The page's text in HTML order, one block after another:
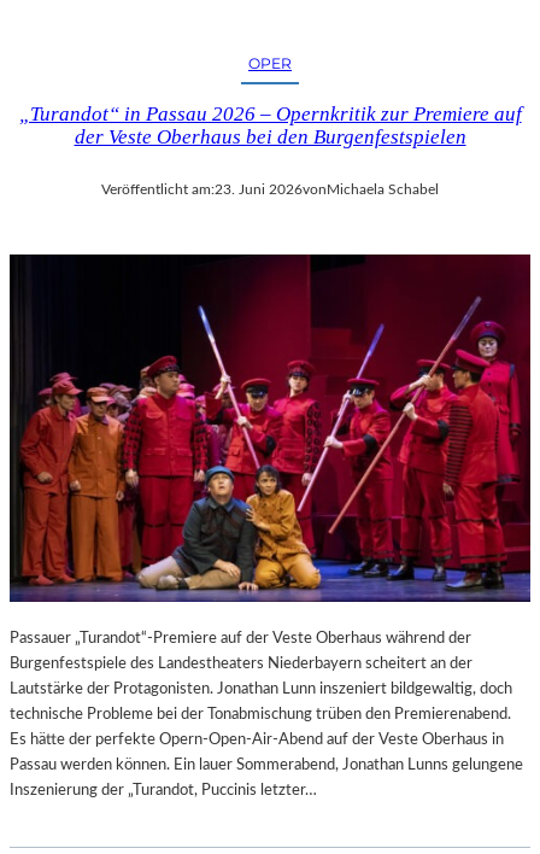
OPER
„Turandot“ in Passau 2026 – Opernkritik zur Premiere auf
der Veste Oberhaus bei den Burgenfestspielen
Veröffentlicht am:23. Juni 2026vonMichaela Schabel
Passauer „Turandot“-Premiere auf der Veste Oberhaus während der
Burgenfestspiele des Landestheaters Niederbayern scheitert an der
Lautstärke der Protagonisten. Jonathan Lunn inszeniert bildgewaltig, doch
technische Probleme bei der Tonabmischung trüben den Premierenabend.
Es hätte der perfekte Opern-Open-Air-Abend auf der Veste Oberhaus in
Passau werden können. Ein lauer Sommerabend, Jonathan Lunns gelungene
Inszenierung der „Turandot, Puccinis letzter…